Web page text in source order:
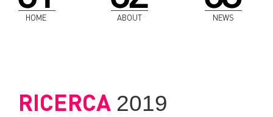
HOME ABOUT NEWS
RICERCA 2019